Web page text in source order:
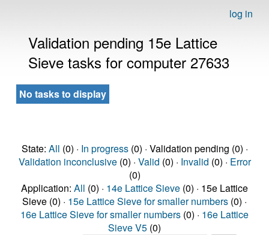
log in
Validation pending 15e Lattice
Sieve tasks for computer 27633
No tasks to display
State: All (0) · In progress(0) · Validation pending (0) ·
Validation inconclusive(0) · Valid (0) · Invalid (0) · Error
(0)
Application: All (0) · 14e Lattice Sieve (0) · 15e Lattice
Sieve (0) · 15e Lattice Sieve for smaller numbers (0) ·
16e Lattice Sieve for smaller numbers (0) · 16e Lattice
Sieve V5 (0)